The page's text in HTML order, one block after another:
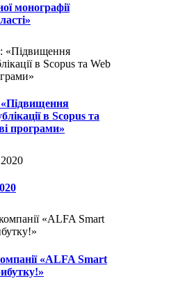
монографії
«Підвищення
в Scopus та
програми»
«ALFA Smart